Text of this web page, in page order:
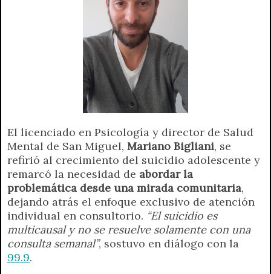
El licenciado en Psicología y director de Salud
Mental de San Miguel, Mariano Bigliani, se
refirió al crecimiento del suicidio adolescente y
remarcó la necesidad de abordar la
problemática desde una mirada comunitaria,
dejando atrás el enfoque exclusivo de atención
individual en consultorio. “El suicidio es
multicausal y no se resuelve solamente con una
consulta semanal”, sostuvo en diálogo con la
99.9.